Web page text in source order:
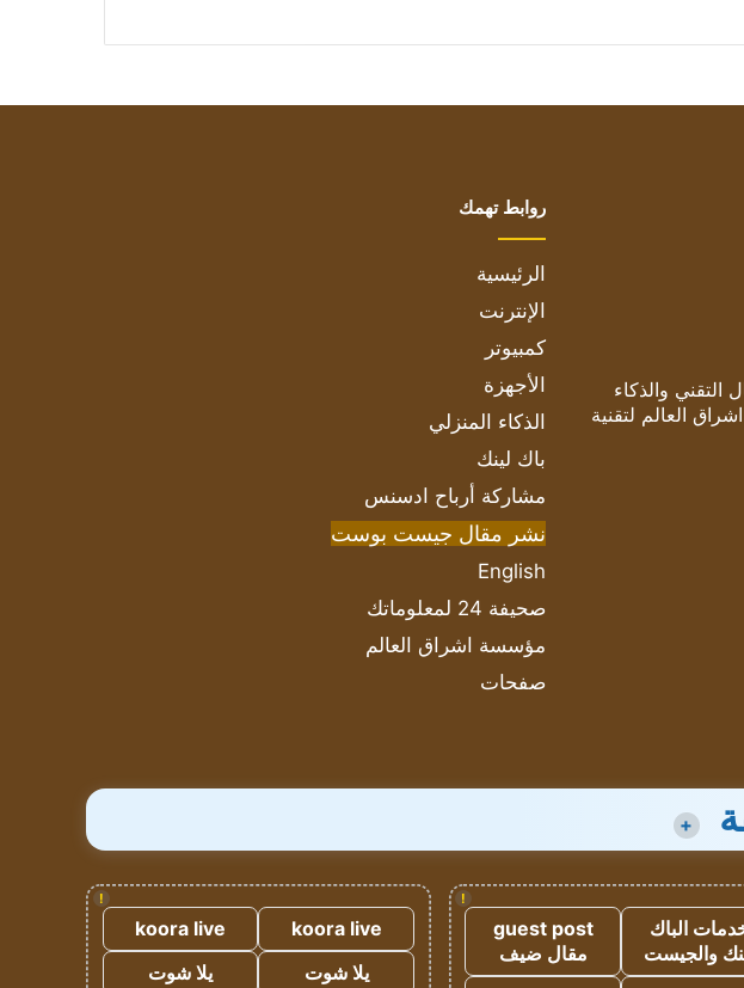
التقني والذكاء
العالم لتقنية
روابط تهمك
الرئيسية
الإنترنت
كمبيوتر
الأجهزة
الذكاء المنزلي
باك لينك
مشاركة أرباح ادسنس
نشر مقال جيست بوست
English
صحيفة 24 لمعلوماتك
مؤسسة اشراق العالم
صفحات
+
!
الباك
والجيست
guest post
مقال ضيف
!
koora live
koora live
يلا شوت
يلا شوت